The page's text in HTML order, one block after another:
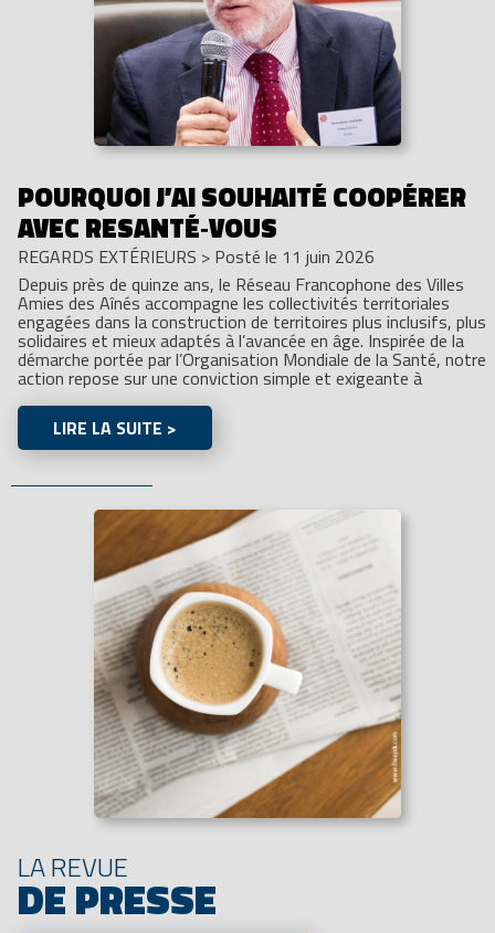
POURQUOI J’AI SOUHAITÉ COOPÉRER
AVEC RESANTÉ‑VOUS
REGARDS EXTÉRIEURS > Posté le 11 juin 2026
Depuis près de quinze ans, le Réseau Francophone des Villes
Amies des Aînés accompagne les collectivités territoriales
engagées dans la construction de territoires plus inclusifs, plus
solidaires et mieux adaptés à l’avancée en âge. Inspirée de la
démarche portée par l’Organisation Mondiale de la Santé, notre
action repose sur une conviction simple et exigeante à
LIRE LA SUITE >
LA REVUE
DE PRESSE